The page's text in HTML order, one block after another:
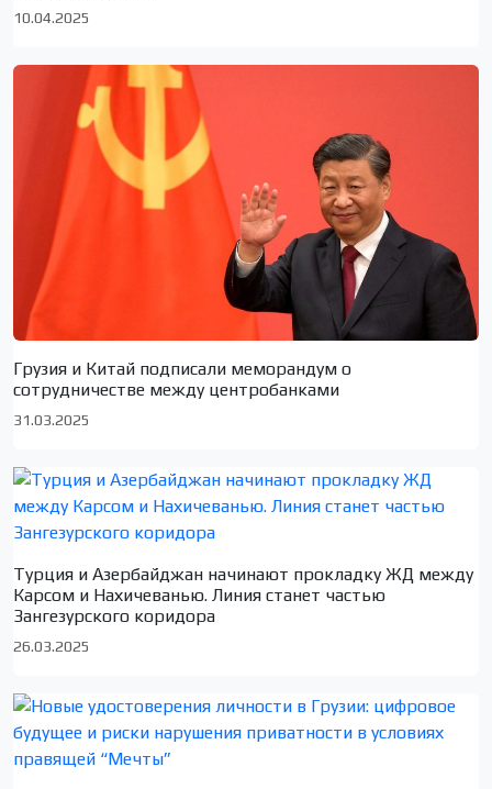
10.04.2025
Грузия и Китай подписали меморандум о
сотрудничестве между центробанками
31.03.2025
Турция и Азербайджан начинают прокладку ЖД между
Карсом и Нахичеванью. Линия станет частью
Зангезурского коридора
26.03.2025